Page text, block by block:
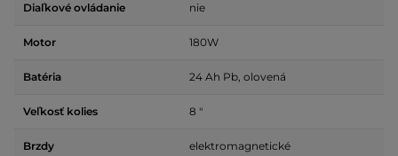
Diaľkové ovládanie nie
Motor 180W
Batéria 24 Ah Pb, olovená
Veľkosť kolies 8 "
Brzdy elektromagnetické